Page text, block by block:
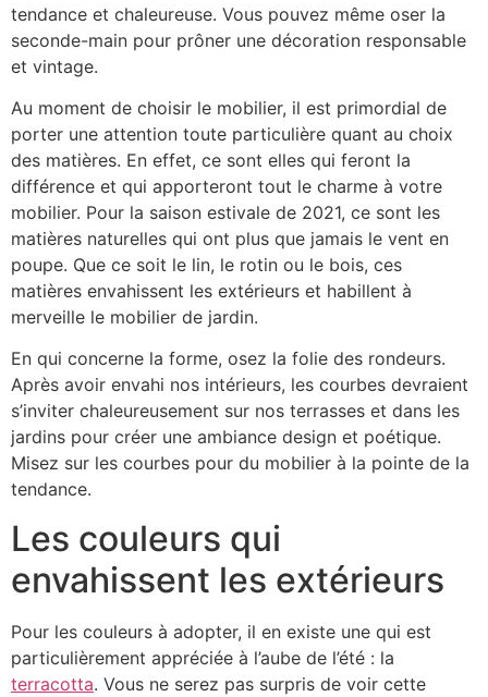
tendance et chaleureuse. Vous pouvez même oser la
seconde-main pour prôner une décoration responsable
et vintage.
Au moment de choisir le mobilier, il est primordial de
porter une attention toute particulière quant au choix
des matières. En effet, ce sont elles qui feront la
différence et qui apporteront tout le charme à votre
mobilier. Pour la saison estivale de 2021, ce sont les
matières naturelles qui ont plus que jamais le vent en
poupe. Que ce soit le lin, le rotin ou le bois, ces
matières envahissent les extérieurs et habillent à
merveille le mobilier de jardin.
En qui concerne la forme, osez la folie des rondeurs.
Après avoir envahi nos intérieurs, les courbes devraient
s’inviter chaleureusement sur nos terrasses et dans les
jardins pour créer une ambiance design et poétique.
Misez sur les courbes pour du mobilier à la pointe de la
tendance.
Les couleurs qui
envahissent les extérieurs
Pour les couleurs à adopter, il en existe une qui est
particulièrement appréciée à l’aube de l’été : la
terracotta. Vous ne serez pas surpris de voir cette